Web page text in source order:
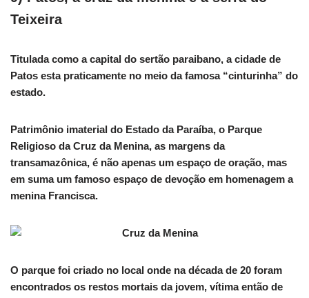
Teixeira
Titulada como a capital do sertão paraibano, a cidade de
Patos esta praticamente no meio da famosa “cinturinha” do
estado.
Patrimônio imaterial do Estado da Paraíba, o Parque
Religioso da Cruz da Menina, as margens da
transamazônica, é não apenas um espaço de oração, mas
em suma um famoso espaço de devoção em homenagem a
menina Francisca.
O parque foi criado no local onde na década de 20 foram
encontrados os restos mortais da jovem, vítima então de